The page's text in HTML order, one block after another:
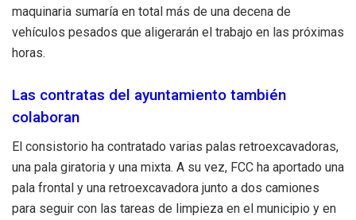
maquinaria sumaría en total más de una decena de
vehículos pesados que aligerarán el trabajo en las próximas
horas.
Las contratas del ayuntamiento también
colaboran
El consistorio ha contratado varias palas retroexcavadoras,
una pala giratoria y una mixta. A su vez, FCC ha aportado una
pala frontal y una retroexcavadora junto a dos camiones
para seguir con las tareas de limpieza en el municipio y en